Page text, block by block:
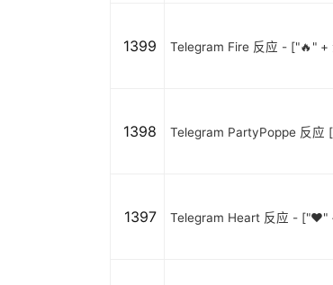
1399 Telegram Fire 反应 - ["🔥" +
1398 Telegram PartyPoppe 反应
1397 Telegram Heart 反应 - ["❤️"